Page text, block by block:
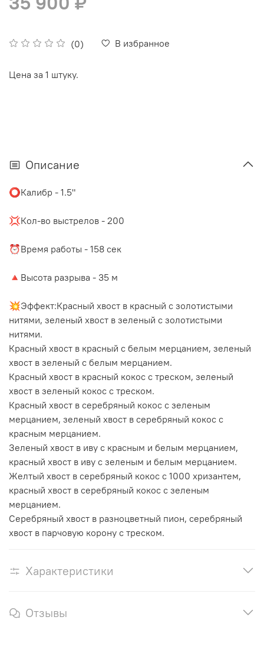
(0) В избранное
Цена за 1 штуку.
Описание
⭕️Калибр - 1.5"
💢Кол-во выстрелов - 200
⏰Время работы - 158 сек
🔺Высота разрыва - 35 м
💥Эффект:Красный хвост в красный с золотистыми
нитями, зеленый хвост в зеленый с золотистыми
нитями.
Красный хвост в красный с белым мерцанием, зеленый
хвост в зеленый с белым мерцанием.
Красный хвост в красный кокос с треском, зеленый
хвост в зеленый кокос с треском.
Красный хвост в серебряный кокос с зеленым
мерцанием, зеленый хвост в серебряный кокос с
красным мерцанием.
Зеленый хвост в иву с красным и белым мерцанием,
красный хвост в иву с зеленым и белым мерцанием.
Желтый хвост в серебряный кокос с 1000 хризантем,
красный хвост в серебряный кокос с зеленым
мерцанием.
Серебряный хвост в разноцветный пион, серебряный
хвост в парчовую корону с треском.
Характеристики
Отзывы